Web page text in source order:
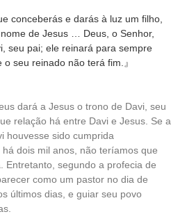
conceberás e darás à luz um filho,
de Jesus … Deus, o Senhor,
seu pai; ele reinará para sempre
seu reinado não terá fim.』
dará a Jesus o trono de Davi, seu
relação há entre Davi e Jesus. Se a
houvesse sido cumprida
dois mil anos, não teríamos que
Entretanto, segundo a profecia de
como um pastor no dia de
últimos dias, e guiar seu povo